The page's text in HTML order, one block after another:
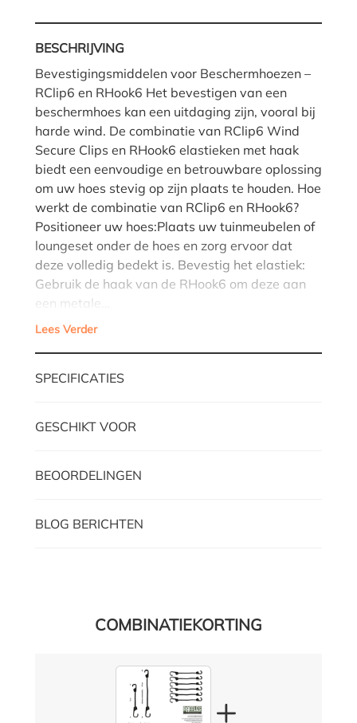
BESCHRIJVING
Bevestigingsmiddelen voor Beschermhoezen –
RClip6 en RHook6 Het bevestigen van een
beschermhoes kan een uitdaging zijn, vooral bij
harde wind. De combinatie van RClip6 Wind
Secure Clips en RHook6 elastieken met haak
biedt een eenvoudige en betrouwbare oplossing
om uw hoes stevig op zijn plaats te houden. Hoe
werkt de combinatie van RClip6 en RHook6?
Positioneer uw hoes:Plaats uw tuinmeubelen of
loungeset onder de hoes en zorg ervoor dat
deze volledig bedekt is. Bevestig het elastiek:
Gebruik de haak van de RHook6 om deze aan
een metale…
Lees Verder
SPECIFICATIES
GESCHIKT VOOR
BEOORDELINGEN
BLOG BERICHTEN
COMBINATIEKORTING